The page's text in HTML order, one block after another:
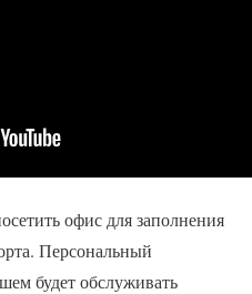
офис для заполнения
Персональный
будет обслуживать